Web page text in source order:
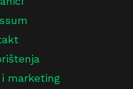
i marketing